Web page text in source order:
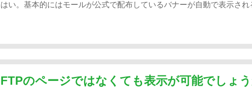
はい。基本的にはモールが公式で配布しているバナーが自動で表示され
FTPのページではなくても表示が可能でしょ